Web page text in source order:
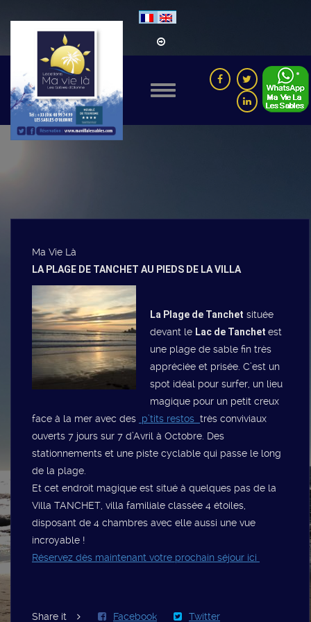
Ma Vie Là
LA PLAGE DE TANCHET AU PIEDS DE LA VILLA
La Plage de Tanchet située
devant le Lac de Tanchet est
une plage de sable fin très
appréciée et prisée. C’est un
spot idéal pour surfer, un lieu
magique pour un petit creux
face à la mer avec des p’tits restos très conviviaux
ouverts 7 jours sur 7 d’Avril à Octobre. Des
stationnements et une piste cyclable qui passe le long
de la plage.
Et cet endroit magique est situé à quelques pas de la
Villa TANCHET, villa familiale classée 4 étoiles,
disposant de 4 chambres avec elle aussi une vue
incroyable !
Réservez dès maintenant votre prochain séjour ici
Share it Facebook Twitter